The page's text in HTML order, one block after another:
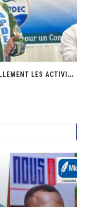
‎
STÉPHANE MIRUHO LANCE OFFICIELLEMENT LES ACTIVITÉS DE L’ÉCOLE DE SON PARTI APDEC